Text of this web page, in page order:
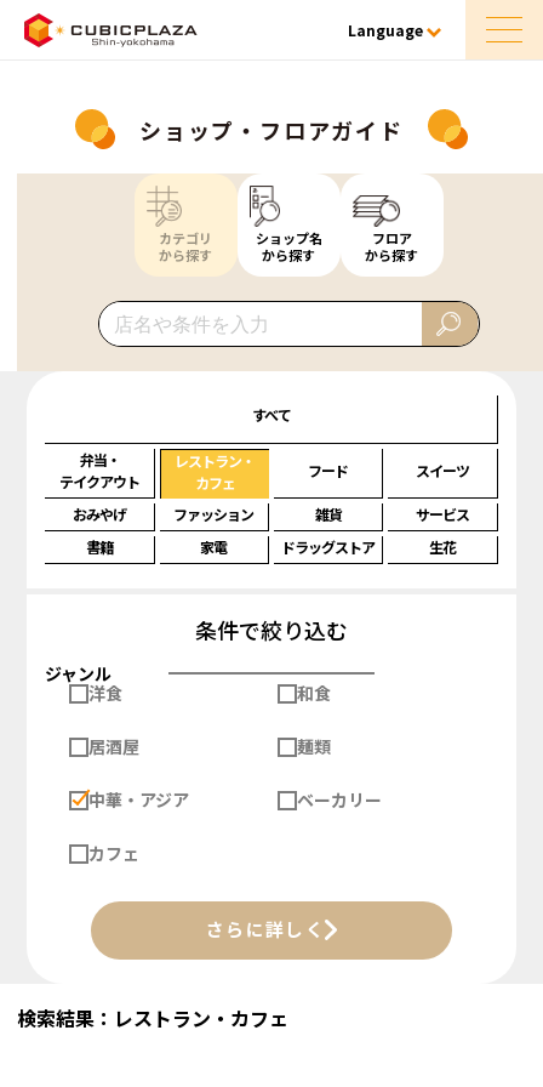
Language
ショップ・フロアガイド
カテゴリ
から探す
ショップ名
から探す
フロア
から探す
すべて
弁当・
テイクアウト
レストラン・
カフェ
フード スイーツ
おみやげ ファッション 雑貨
サービス
書籍
家電 ドラッグストア 生花
条件で絞り込む
ジャンル
洋食
和食
居酒屋 麺類
中華・アジア ベーカリー
カフェ
さらに詳しく
検索結果：レストラン・カフェ